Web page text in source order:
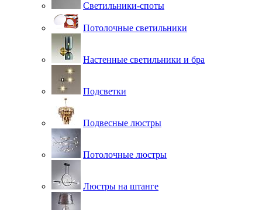
Светильники-споты
Потолочные светильники
Настенные светильники и бра
Подсветки
Подвесные люстры
Потолочные люстры
Люстры на штанге